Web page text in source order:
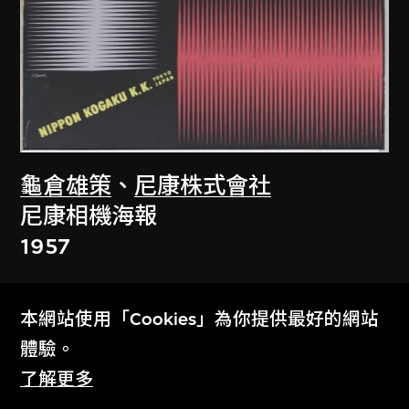
龜倉雄策 、 尼康株式會社
尼康相機海報
1957
本網站使用「Cookies」為你提供最好的網站
體驗。
了解更多